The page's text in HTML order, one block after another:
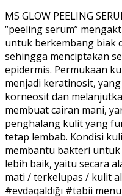
MS GLOW PEELING
“peeling serum”
untuk berkembang biak
sehingga menciptakan
epidermis. Permukaan
menjadi keratinosit,
korneosit dan
membuat cairan mani,
penghalang kulit yang
tetap lembab. Kondisi
membantu bakteri
lebih baik, yaitu secara
mati / terkelupas / kulit
#evdəqaldığı #təbii